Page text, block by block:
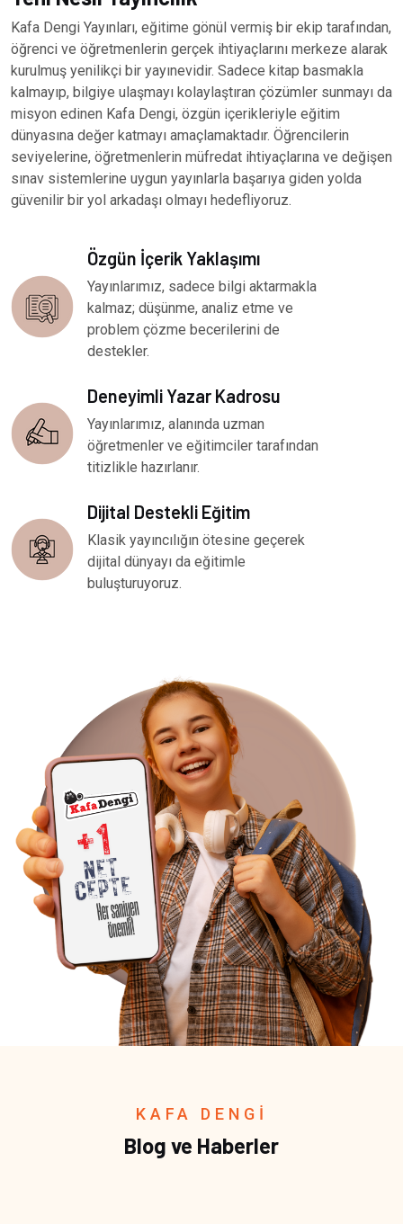
Kafa Dengi Yayınları, eğitime gönül vermiş bir ekip tarafından,
öğrenci ve öğretmenlerin gerçek ihtiyaçlarını merkeze alarak
kurulmuş yenilikçi bir yayınevidir. Sadece kitap basmakla
kalmayıp, bilgiye ulaşmayı kolaylaştıran çözümler sunmayı da
misyon edinen Kafa Dengi, özgün içerikleriyle eğitim
dünyasına değer katmayı amaçlamaktadır. Öğrencilerin
seviyelerine, öğretmenlerin müfredat ihtiyaçlarına ve değişen
sınav sistemlerine uygun yayınlarla başarıya giden yolda
güvenilir bir yol arkadaşı olmayı hedefliyoruz.
Özgün İçerik Yaklaşımı
Yayınlarımız, sadece bilgi aktarmakla
kalmaz; düşünme, analiz etme ve
problem çözme becerilerini de
destekler.
Deneyimli Yazar Kadrosu
Yayınlarımız, alanında uzman
öğretmenler ve eğitimciler tarafından
titizlikle hazırlanır.
Dijital Destekli Eğitim
Klasik yayıncılığın ötesine geçerek
dijital dünyayı da eğitimle
buluşturuyoruz.
KAFA DENGİ
Blog ve Haberler